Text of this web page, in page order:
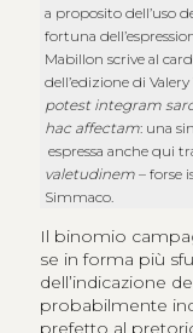
a proposito dell’uso
fortuna
Mabillon scrive al
dell’edizione di Valery
potest integram
hac affectam: una
espressa anche qui
valetudinem – forse
Simmaco.
Il binomio
se in forma più
dell’indicazione
probabilmente
prefetto al